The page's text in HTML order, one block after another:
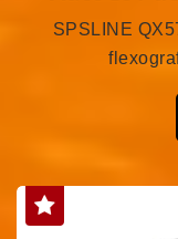
SPSLINE